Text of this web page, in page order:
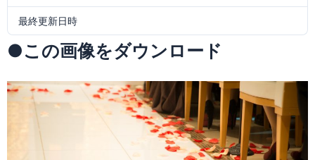
最終更新日時
●この画像をダウンロード